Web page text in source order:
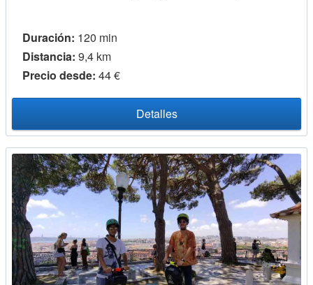
Duración: 120 min
Distancia: 9,4 km
Precio desde: 44 €
Detalles